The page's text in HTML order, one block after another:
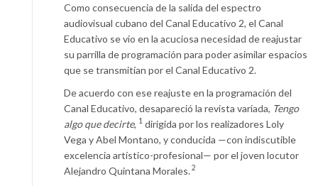
Como consecuencia de la salida del espectro
audiovisual cubano del Canal Educativo 2, el Canal
Educativo se vio en la acuciosa necesidad de reajustar
su parrilla de programación para poder asimilar espacios
que se transmitían por el Canal Educativo 2.
De acuerdo con ese reajuste en la programación del
Canal Educativo, desapareció la revista variada, Tengo
algo que decirte, 1 dirigida por los realizadores Loly
Vega y Abel Montano, y conducida —con indiscutible
excelencia artístico-profesional— por el joven locutor
Alejandro Quintana Morales.2